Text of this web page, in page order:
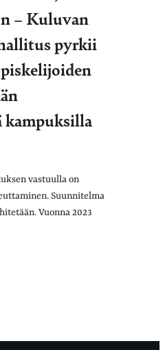
– Kuluvan
pyrkii
vastuulla on
Suunnitelma
Vuonna 2023